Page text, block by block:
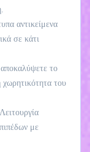
αντικείμενα
σε κάτι
αποκαλύψετε το
χωρητικότητα του
με